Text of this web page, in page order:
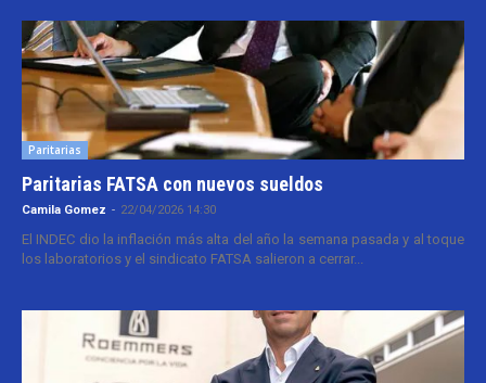
Paritarias
Paritarias FATSA con nuevos sueldos
Camila Gomez - 22/04/2026 14:30
El INDEC dio la inflación más alta del año la semana pasada y al toque
los laboratorios y el sindicato FATSA salieron a cerrar...